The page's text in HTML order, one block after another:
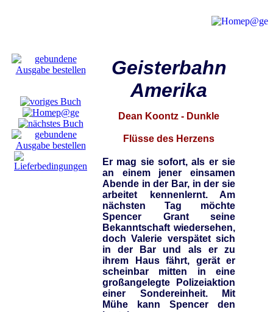
Geisterbahn
Amerika
Dean Koontz - Dunkle
Flüsse des Herzens
Er mag sie sofort, als er sie
an einem jener einsamen
Abende in der Bar, in der sie
arbeitet kennenlernt. Am
nächsten Tag möchte
Spencer Grant seine
Bekanntschaft wiedersehen,
doch Valerie verspätet sich
in der Bar und als er zu
ihrem Haus fährt, gerät er
scheinbar mitten in eine
großangelegte Polizeiaktion
einer Sondereinheit. Mit
Mühe kann Spencer den